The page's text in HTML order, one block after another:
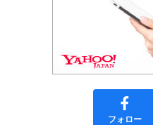
フォロー